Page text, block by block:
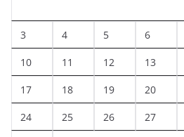
3 4 5 6
10 11 12 13
17 18 19 20
24 25 26 27